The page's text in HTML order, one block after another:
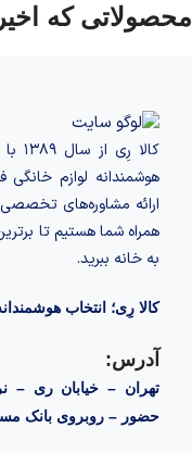
محصولاتی که
هوشمندانه لوازم
ارائه مشاوره‌های
همراه شما هستیم تا
به خانه‌ ببرید.
کالا رِی؛ انتخاب
آدرس:
تهران – خیابان ری –
حضور – روبروی بانک مسکن